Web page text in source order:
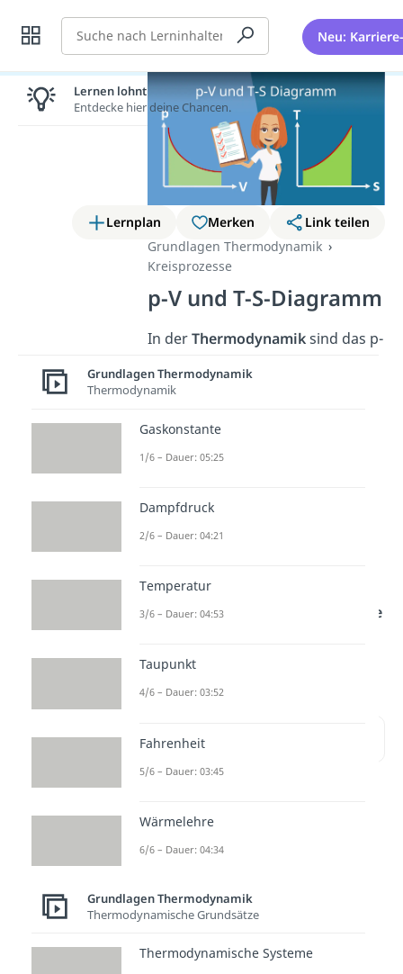
Suche Neu:
Lernplan Merken
Link teilen
Grundlagen Thermodynamik
Kreisprozesse
p-V und T-S-Diagramm
In derThermodynamiksind das p-
V- und T-S-Diagramm
Elemente
Das p-V- und T-S-Diagramm sind
Phasendiagrammen
verwenden es, um
Prozessabläufe
Beispiel den
Inhaltsübersicht
p-V-Diagramm
der
Druck p
eines Systems über
dasVolumen Vaufgetragen.
Anstelle desVolumens V
Lernen lohnt sich!
Entdecke hier deine Chancen.
Grundlagen Thermodynamik
Thermodynamik
Gaskonstante
1/6 – Dauer: 05:25
Dampfdruck
2/6 – Dauer: 04:21
Temperatur
3/6 – Dauer: 04:53
Taupunkt
4/6 – Dauer: 03:52
Fahrenheit
5/6 – Dauer: 03:45
Wärmelehre
6/6 – Dauer: 04:34
Grundlagen Thermodynamik
Thermodynamische Grundsätze
Thermodynamische Systeme